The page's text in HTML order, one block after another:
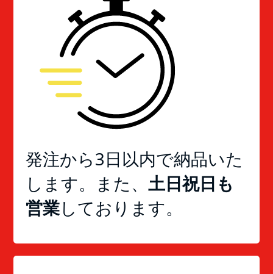
発注から3日以内で納品いた
します。 また、土日祝日も
営業しております。